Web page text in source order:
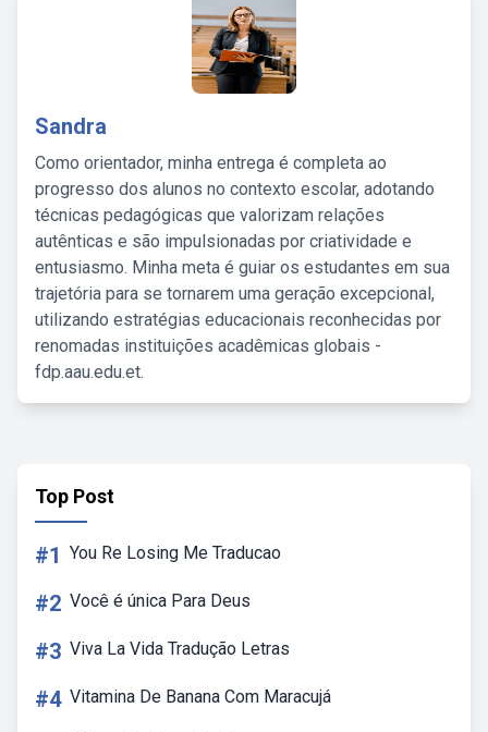
Sandra
Como orientador, minha entrega é completa ao
progresso dos alunos no contexto escolar, adotando
técnicas pedagógicas que valorizam relações
autênticas e são impulsionadas por criatividade e
entusiasmo. Minha meta é guiar os estudantes em sua
trajetória para se tornarem uma geração excepcional,
utilizando estratégias educacionais reconhecidas por
renomadas instituições acadêmicas globais -
fdp.aau.edu.et.
Top Post
#1 You Re Losing Me Traducao
#2 Você é única Para Deus
#3 Viva La Vida Tradução Letras
#4 Vitamina De Banana Com Maracujá